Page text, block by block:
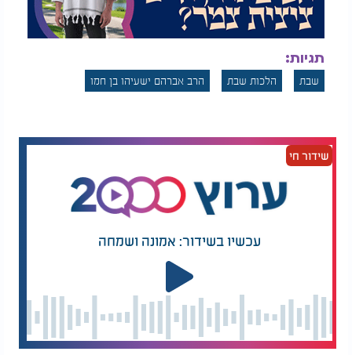
סוד קידוש ליל שבת: "שפע, ברכה והצלחה"
תגיות:
שבת הלכות שבת הרב אברהם ישעיהו בן חמו
שידור חי
עכשיו בשידור: אמונה ושמחה